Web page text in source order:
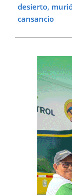
desierto,
cansancio